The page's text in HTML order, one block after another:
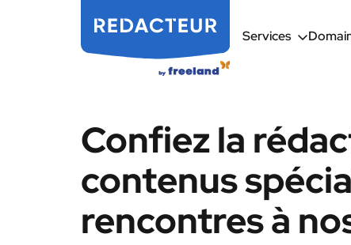
Services
Confiez la
contenus
rencontres à